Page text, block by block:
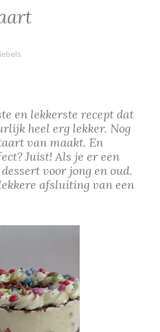
en lekkerste recept dat
heel erg lekker. Nog
van maakt. En
Juist! Als je er een
voor jong en oud.
afsluiting van een